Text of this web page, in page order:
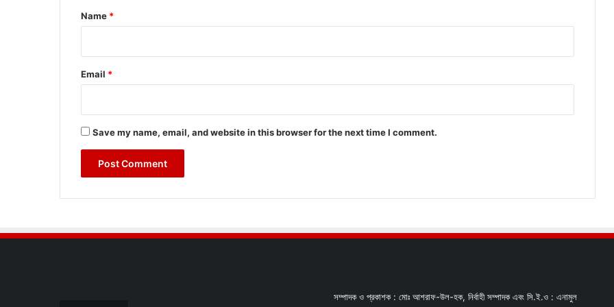
*
Name *
Email *
Save my name, email, and website in this browser for the next time I comment.
সম্পাদক ও প্রকাশক : মোঃ আশরাফ-উল-হক, নির্বাহী সম্পাদক এবং সি.ই.ও : এনামুল